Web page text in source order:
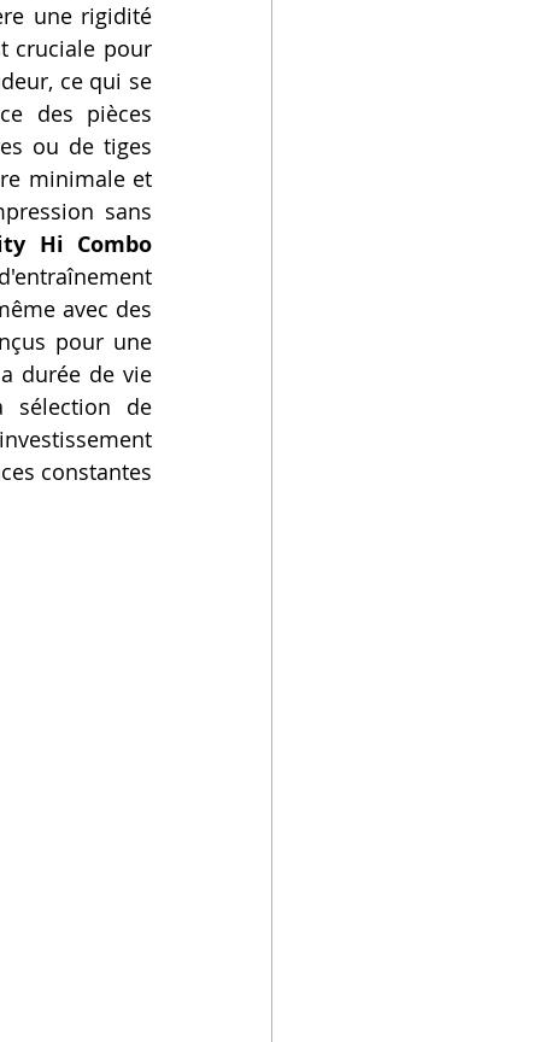
une rigidité
cruciale pour
ce qui se
des pièces
ou de tiges
minimale et
sans
Hi Combo
avec des
pour une
durée de vie
sélection de
constantes